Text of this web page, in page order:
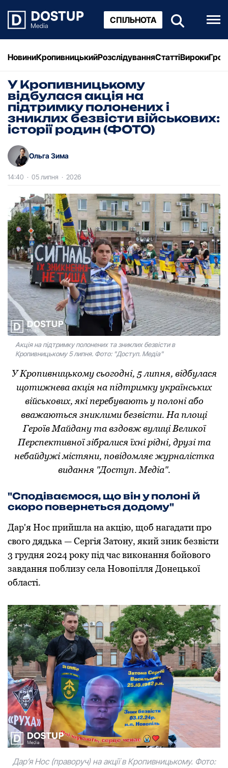
СПІЛЬНОТА
НовиниКропивницькийРозслідуванняСтаттіВироки
У Кропивницькому
відбулася акція на
підтримку полонених і
зниклих безвісти військових:
історії родин (ФОТО)
Ольга Зима
14:40 · 05 липня · 2026
Акція на підтримку полонених та зниклих безвісти в
Кропивницькому 5 липня. Фото: "Доступ. Медіа"
У Кропивницькому сьогодні, 5 липня, відбулася
щотижнева акція на підтримку українських
військових, які перебувають у полоні або
вважаються зниклими безвісти. На площі
Героїв Майдану та вздовж вулиці Великої
Перспективної зібралися їхні рідні, друзі та
небайдужі містяни, повідомляє журналістка
видання "Доступ. Медіа".
"Сподіваємося, що він у полоні й
скоро повернеться додому"
Дар'я Нос прийшла на акцію, щоб нагадати про
свого дядька — Сергія Затону, який зник безвісти
3 грудня 2024 року під час виконання бойового
завдання поблизу села Новопілля Донецької
області.
Дарʼя Нос (праворуч) на акції в Кропивницькому. Фото: